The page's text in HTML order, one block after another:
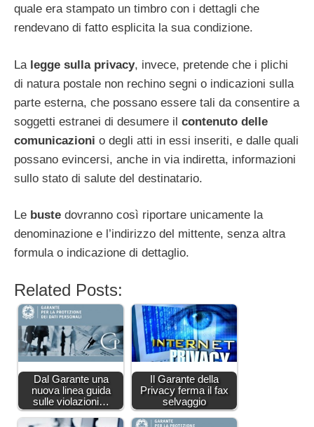
quale era stampato un timbro con i dettagli che
rendevano di fatto esplicita la sua condizione.
La legge sulla privacy, invece, pretende che i plichi
di natura postale non rechino segni o indicazioni sulla
parte esterna, che possano essere tali da consentire a
soggetti estranei di desumere il contenuto delle
comunicazioni o degli atti in essi inseriti, e dalle quali
possano evincersi, anche in via indiretta, informazioni
sullo stato di salute del destinatario.
Le buste dovranno così riportare unicamente la
denominazione e l’indirizzo del mittente, senza altra
formula o indicazione di dettaglio.
Related Posts:
Dal Garante una
nuova linea guida
sulle violazioni…
Il Garante della
Privacy ferma il fax
selvaggio